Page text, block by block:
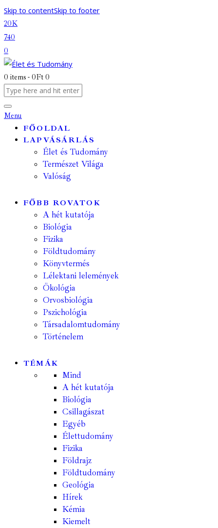
Skip to contentSkip to footer
20K
740
0
0 items - 0Ft 0
Menu
FŐOLDAL
LAPVÁSÁRLÁS
Élet és Tudomány
Természet Világa
Valóság
FŐBB ROVATOK
A hét kutatója
Biológia
Fizika
Földtudomány
Könyvtermés
Lélektani lelemények
Ökológia
Orvosbiológia
Pszichológia
Társadalomtudomány
Történelem
TÉMÁK
Mind
A hét kutatója
Biológia
Csillagászat
Egyéb
Élettudomány
Fizika
Földrajz
Földtudomány
Geológia
Hírek
Kémia
Kiemelt